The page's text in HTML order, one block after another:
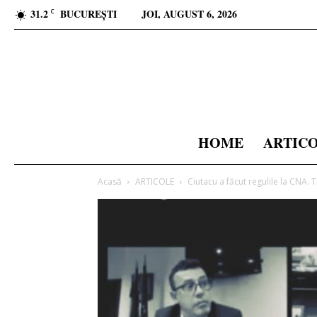
31.2 C BUCUREȘTI JOI, AUGUST 6, 2026
HOME
Acasă ARTICOLE Ciutacu a făcut regulile la CNA.